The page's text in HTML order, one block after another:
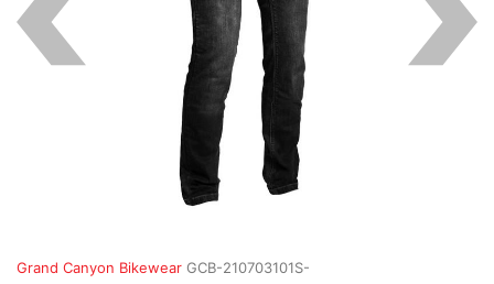
Grand Canyon Bikewear GCB-210703101S-